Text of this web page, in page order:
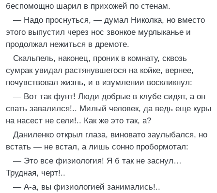
беспомощно шарил в прихожей по стенам.
— Надо проснуться, — думал Николка, но вместо
этого выпустил через нос звонкое мурлыканье и
продолжал нежиться в дремоте.
Скальпель, наконец, проник в комнату, сквозь
сумрак увидал растянувшегося на койке, вернее,
почувствовал жизнь, и в изумлении воскликнул:
— Вот так фунт! Люди добрые в клубе сидят, а он
спать завалился!.. Милый человек, да ведь еще куры
на насест не сели!.. Как же это так, а?
Даниленко открыл глаза, виновато заулыбался, но
встать — не встал, а лишь сонно пробормотал:
— Это все физиология! Я б так не заснул…
Трудная, черт!..
— A-а, вы физиологией занимались!..